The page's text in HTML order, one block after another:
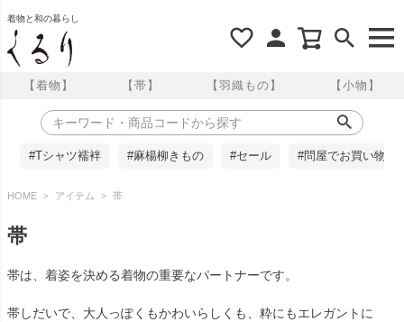
着物と和の暮らし
【着物】 【帯】 【羽織もの】 【小物】
#Tシャツ襦袢 #麻楊柳きもの #セール #問屋でお買い物
HOME アイテム 帯
帯
帯は、着姿を決める着物の重要なパートナーです。
帯しだいで、大人っぽくもかわいらしくも、粋にもエレガントに